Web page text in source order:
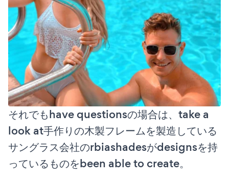
それでもhave questionsの場合は、take a
look at手作りの木製フレームを製造している
サングラス会社のrbiashadesがdesignsを持
っているものをbeen able to create。